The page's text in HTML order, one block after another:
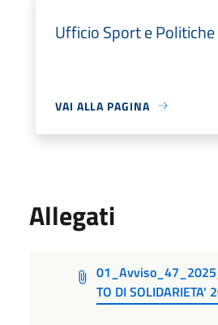
Ufficio Sport e
VAI ALLA PAGINA
Allegati
TO DI SOLIDARIETA'